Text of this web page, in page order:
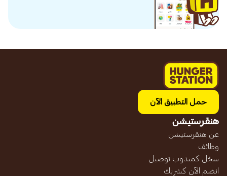
حمل التطبيق الآن
هنقرستيشن
عن هنقرستيشن
وظائف
سجّل كمندوب توصيل
انضم الآن كشريك